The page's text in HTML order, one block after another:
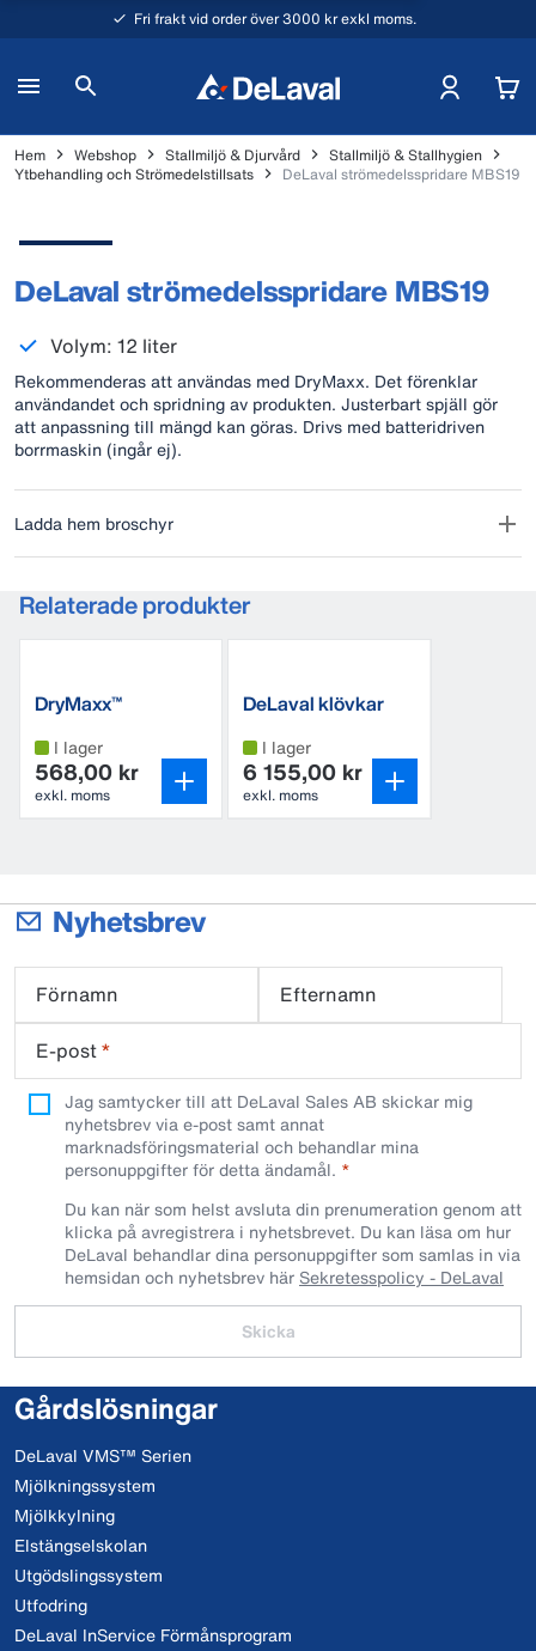
Fri frakt vid order över 3000 kr exkl moms.
Hem Webshop Stallmiljö & Djurvård
Stallmiljö & Stallhygien
Ytbehandling och Strömedelstillsats
DeLaval strömedelsspridare MBS19
DeLaval strömedelsspridare MBS19
Volym: 12 liter
Rekommenderas att användas med DryMaxx. Det förenklar
användandet och spridning av produkten. Justerbart spjäll gör
att anpassning till mängd kan göras. Drivs med batteridriven
borrmaskin (ingår ej).
Ladda hem broschyr
Relaterade produkter
DryMaxx™
I lager
568,00 kr
exkl. moms
DeLaval klövkar
I lager
6 155,00 kr
exkl. moms
Nyhetsbrev
Förnamn
Efternamn
E-post*
Jag samtycker till att DeLaval Sales AB skickar mig
nyhetsbrev via e-post samt annat
marknadsföringsmaterial och behandlar mina
personuppgifter för detta ändamål.
Du kan när som helst avsluta din prenumeration genom att
klicka på avregistrera i nyhetsbrevet. Du kan läsa om hur
DeLaval behandlar dina personuppgifter som samlas in via
hemsidan och nyhetsbrev här Sekretesspolicy - DeLaval
Skicka
Gårdslösningar
DeLaval VMS™ Serien
Mjölkningssystem
Mjölkkylning
Elstängselskolan
Utgödslingssystem
Utfodring
DeLaval InService Förmånsprogram